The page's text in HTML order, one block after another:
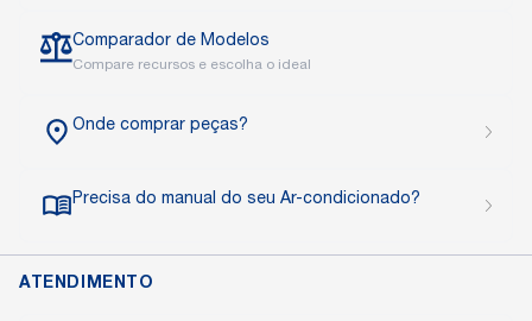
Comparador de Modelos
Compare recursos e escolha o ideal
Onde comprar peças?
Precisa do manual do seu Ar-condicionado?
ATENDIMENTO